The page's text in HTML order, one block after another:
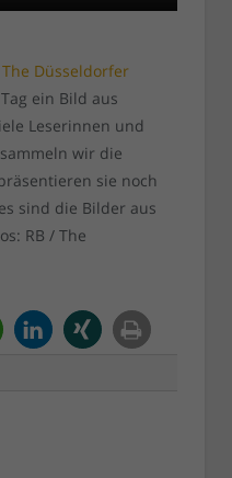
Düsseldorfer
ein Bild aus
Leserinnen und
wir die
sie noch
sind die Bilder aus
RB / The